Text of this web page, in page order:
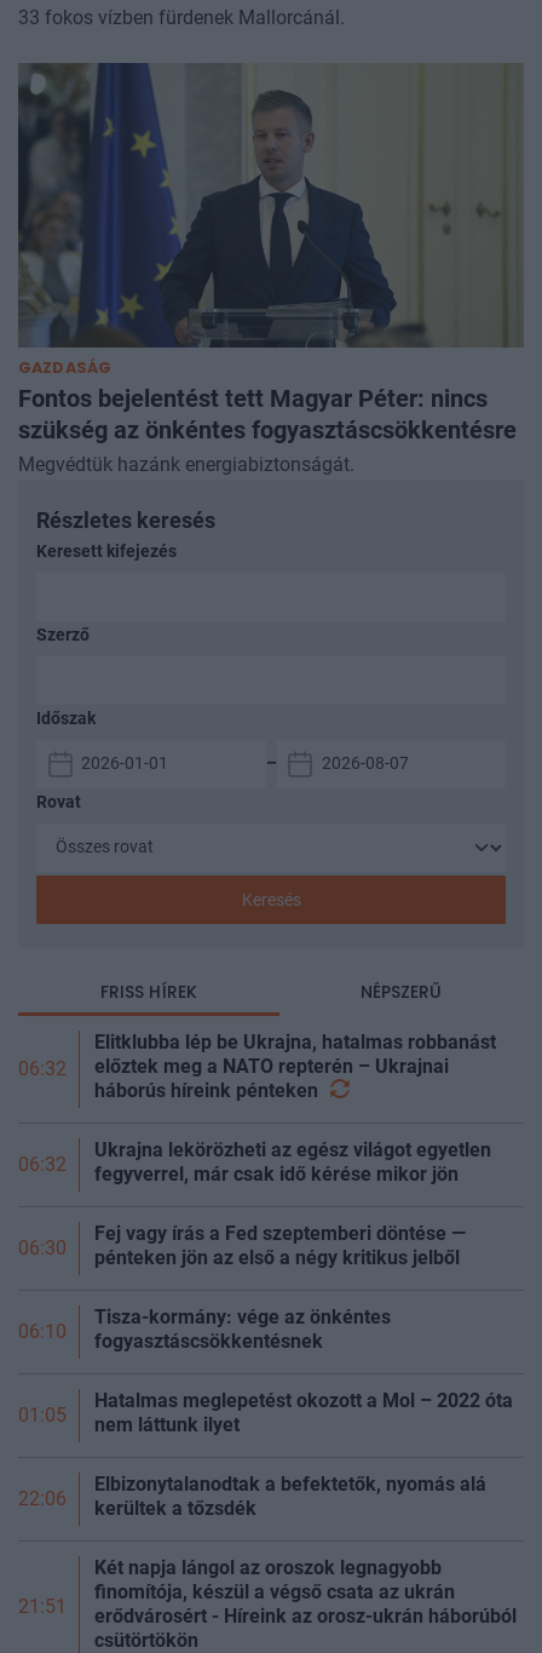
33 fokos vízben fürdenek Mallorcánál.
GAZDASÁG
Fontos bejelentést tett Magyar Péter: nincs
szükség az önkéntes fogyasztáscsökkentésre
Megvédtük hazánk energiabiztonságát.
Részletes keresés
Keresett kifejezés
Szerző
Időszak
–
Rovat
Keresés
FRISS HÍREK NÉPSZERŰ
06:32
Elitklubba lép be Ukrajna, hatalmas robbanást
előztek meg a NATO repterén – Ukrajnai
háborús híreink pénteken
06:32
Ukrajna lekörözheti az egész világot egyetlen
fegyverrel, már csak idő kérése mikor jön
06:30
Fej vagy írás a Fed szeptemberi döntése —
pénteken jön az első a négy kritikus jelből
06:10
Tisza-kormány: vége az önkéntes
fogyasztáscsökkentésnek
01:05
Hatalmas meglepetést okozott a Mol – 2022 óta
nem láttunk ilyet
22:06
Elbizonytalanodtak a befektetők, nyomás alá
kerültek a tőzsdék
21:51
Két napja lángol az oroszok legnagyobb
finomítója, készül a végső csata az ukrán
erődvárosért - Híreink az orosz-ukrán háborúból
csütörtökön